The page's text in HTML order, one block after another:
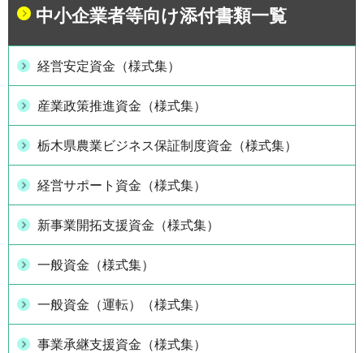
中小企業者等向け添付書類一覧
経営安定資金（様式集）
産業政策推進資金（様式集）
栃木県農業ビジネス保証制度資金（様式集）
経営サポート資金（様式集）
新事業開拓支援資金（様式集）
一般資金（様式集）
一般資金（運転）（様式集）
事業承継支援資金（様式集）